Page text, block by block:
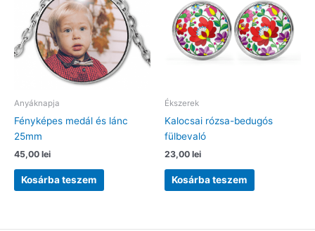
Anyáknapja
Fényképes medál és lánc
25mm
45,00 lei
Kosárba teszem
Ékszerek
Kalocsai rózsa-bedugós
fülbevaló
23,00 lei
Kosárba teszem